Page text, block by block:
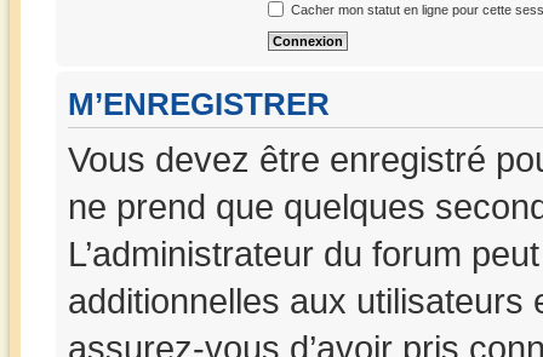
Cacher mon statut en ligne pour cette
M’ENREGISTRER
Vous devez être enregistré
ne prend que quelques
L’administrateur du forum
additionnelles aux utilisateurs
assurez-vous d’avoir pris